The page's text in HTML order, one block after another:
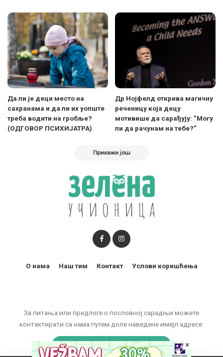
Да ли је деци место на
сахранама и да ли их уопште
треба водити на гробље?
(ОДГОВОР ПСИХИЈАТРА)
Др Нојфелд открива магичну
реченицу која децу
мотивише да сарађују: ”Могу
ли да рачунам на тебе?”
Прикажи још
За питања или предлоге о пословној сарадњи можете
контактирати са нама путем доле наведене имејл адресе:
marketing@zelenaucionica.com
О нама Наш тим Контакт Услови коришћења
×